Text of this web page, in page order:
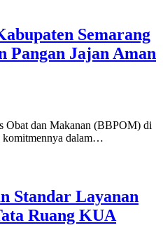
Semarang
Pangan Jajan Aman
Obat dan Makanan (BBPOM) di
komitmennya dalam…
Standar Layanan
Ruang KUA